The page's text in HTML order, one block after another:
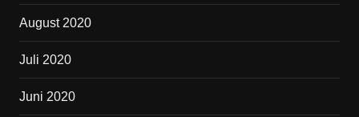
August 2020
Juli 2020
Juni 2020